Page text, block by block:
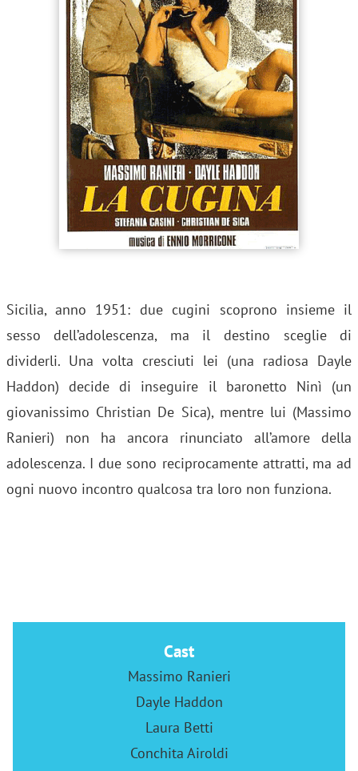
Sicilia, anno 1951: due cugini scoprono insieme il
sesso dell’adolescenza, ma il destino sceglie di
dividerli. Una volta cresciuti lei (una radiosa Dayle
Haddon) decide di inseguire il baronetto Ninì (un
giovanissimo Christian De Sica), mentre lui (Massimo
Ranieri) non ha ancora rinunciato all’amore della
adolescenza. I due sono reciprocamente attratti, ma ad
ogni nuovo incontro qualcosa tra loro non funziona.
Cast
Massimo Ranieri
Dayle Haddon
Laura Betti
Conchita Airoldi